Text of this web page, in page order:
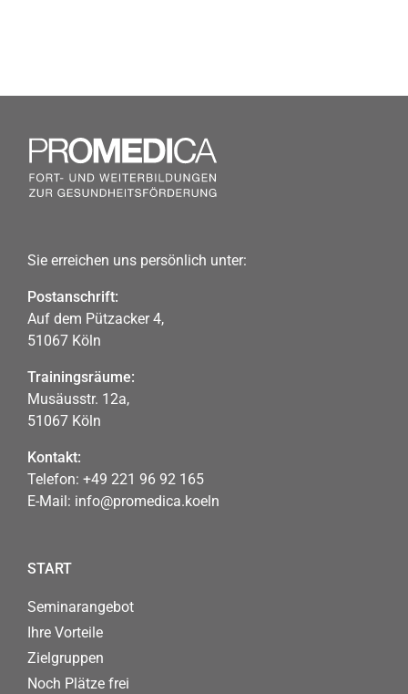
Sie erreichen uns persönlich unter:
Postanschrift:
Auf dem Pützacker 4,
51067 Köln
Trainingsräume:
Musäusstr. 12a,
51067 Köln
Kontakt:
Telefon: +49 221 96 92 165
E-Mail: info@promedica.koeln
START
Seminarangebot
Ihre Vorteile
Zielgruppen
Noch Plätze frei